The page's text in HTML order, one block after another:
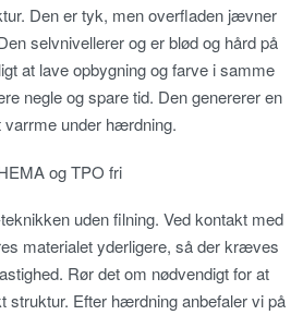
Den er tyk, men overfladen jævner
selvnivellerer og er blød og hård på
at lave opbygning og farve i samme
negle og spare tid. Den genererer en
varrme under hærdning.
og TPO fri
uden filning. Ved kontakt med
materialet yderligere, så der kræves
Rør det om nødvendigt for at
struktur. Efter hærdning anbefaler vi på